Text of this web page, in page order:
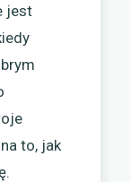
jest
to, jak